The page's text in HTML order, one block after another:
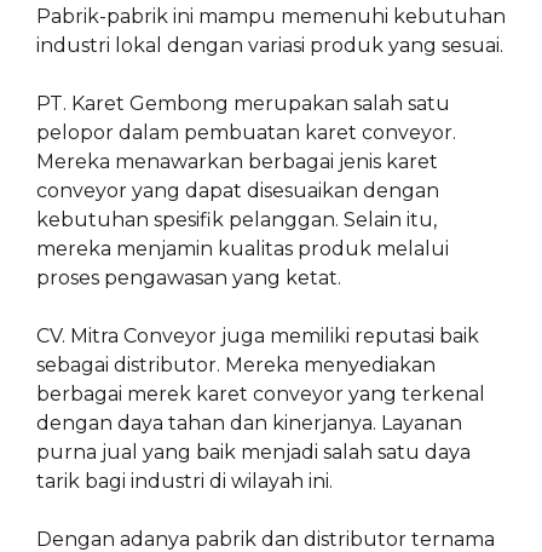
Pabrik-pabrik ini mampu memenuhi kebutuhan
industri lokal dengan variasi produk yang sesuai.
PT. Karet Gembong merupakan salah satu
pelopor dalam pembuatan karet conveyor.
Mereka menawarkan berbagai jenis karet
conveyor yang dapat disesuaikan dengan
kebutuhan spesifik pelanggan. Selain itu,
mereka menjamin kualitas produk melalui
proses pengawasan yang ketat.
CV. Mitra Conveyor juga memiliki reputasi baik
sebagai distributor. Mereka menyediakan
berbagai merek karet conveyor yang terkenal
dengan daya tahan dan kinerjanya. Layanan
purna jual yang baik menjadi salah satu daya
tarik bagi industri di wilayah ini.
Dengan adanya pabrik dan distributor ternama